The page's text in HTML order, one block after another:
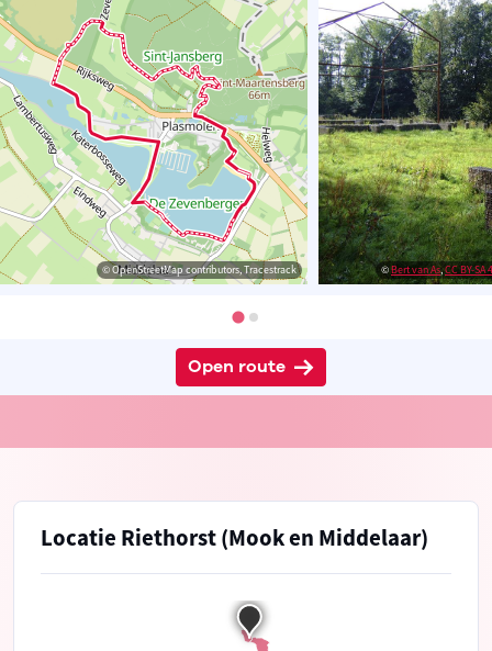
© OpenStreetMap contributors, Tracestrack ©Bert van As,CC BY-SA
Open route
Locatie Riethorst (Mook en Middelaar)